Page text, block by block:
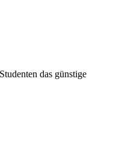
das günstige